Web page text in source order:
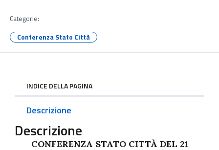
Categorie:
Conferenza Stato Città
INDICE DELLA PAGINA
Descrizione
Descrizione
CONFERENZA STATO CITTÀ DEL 21